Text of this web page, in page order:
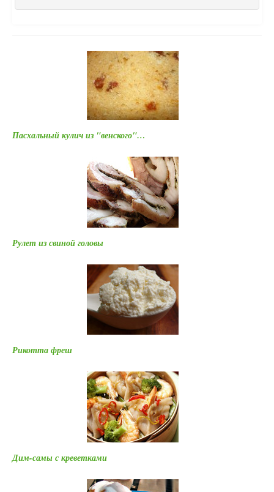
Пасхальный кулич из "венского"…
Рулет из свиной головы
Рикотта фреш
Дим-самы с креветками